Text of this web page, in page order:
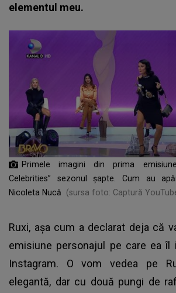
elementul meu.
Primele imagini din prima
Celebrities” sezonul șapte. Cum au
Nicoleta Nucă
(sursa foto: Captură
Ruxi, așa cum a declarat deja că
emisiune personajul pe care ea îl
Instagram. O vom vedea pe
elegantă, dar cu două pungi de